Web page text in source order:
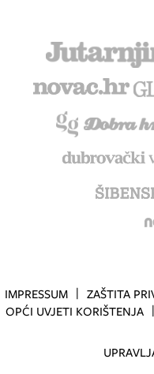
IMPRESSUM ZAŠTITA
OPĆI UVJETI KORIŠTENJA